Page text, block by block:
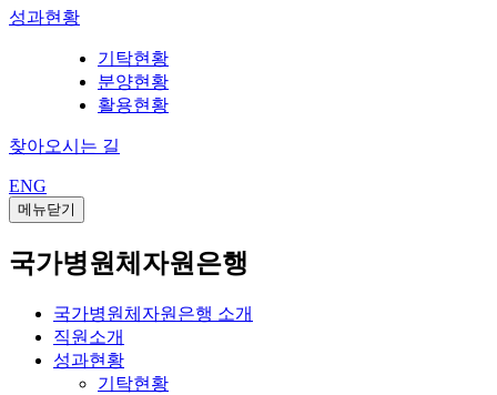
성과현황
기탁현황
분양현황
활용현황
찾아오시는 길
ENG
메뉴닫기
국가병원체자원은행
국가병원체자원은행 소개
직원소개
성과현황
기탁현황